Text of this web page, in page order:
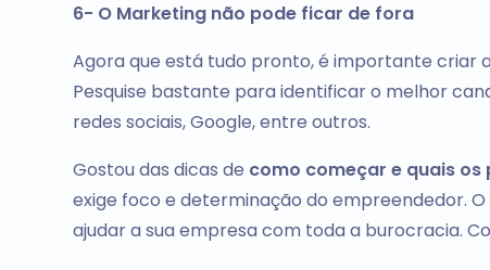
6- O Marketing não pode ficar de fora
Agora que está tudo pronto, é importante criar
Pesquise bastante para identificar o melhor
redes sociais, Google, entre outros.
Gostou das dicas de como começar e quais
exige foco e determinação do empreendedor. O
ajudar a sua empresa com toda a burocracia.